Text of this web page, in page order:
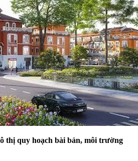
thị quy hoạch bài bản, môi trường